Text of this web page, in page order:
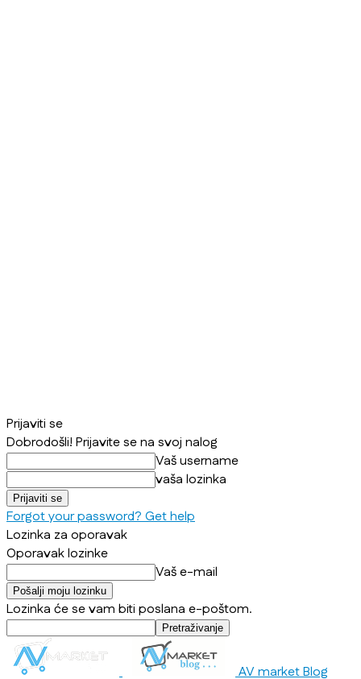
Prijaviti se
Dobrodošli! Prijavite se na svoj nalog
Vaš username
vaša lozinka
Forgot your password? Get help
Lozinka za oporavak
Oporavak lozinke
Vaš e-mail
Lozinka će se vam biti poslana e-poštom.
AV market Blog